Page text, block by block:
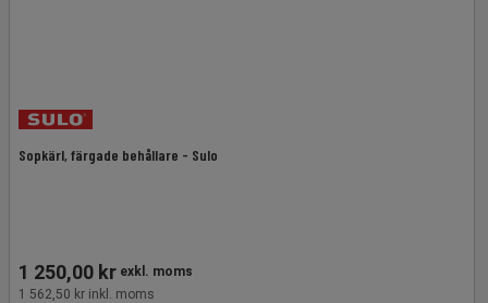
Sopkärl, färgade behållare - Sulo
1 250,00 kr exkl. moms
1 562,50 kr inkl. moms